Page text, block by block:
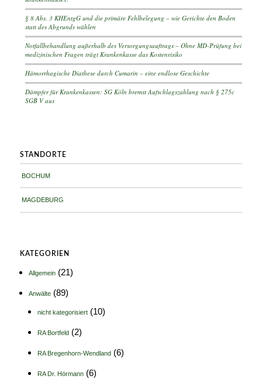
§ 8 Abs. 3 KHEntgG und die primäre Fehlbelegung – wie Gerichte den Boden
statt des Abgrunds wählen
Notfallbehandlung außerhalb des Versorgungsauftrags – Ohne MD-Prüfung bei
medizinischen Fragen trägt Krankenkasse das Kostenrisiko
Hämorrhagische Diathese durch Cumarin – eine endlose Geschichte
Dämpfer für Krankenkassen: SG Köln bremst Aufschlagszahlung nach § 275c
SGB V aus
STANDORTE
BOCHUM
MAGDEBURG
KATEGORIEN
Allgemein(21)
Anwälte(89)
nicht kategorisiert(10)
RA Bortfeld(2)
RA Bregenhorn-Wendland(6)
RA Dr. Hörmann(6)